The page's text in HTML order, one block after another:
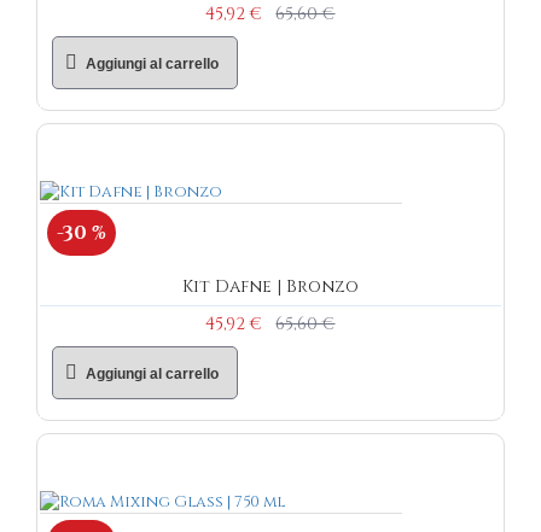
45,92 €
65,60 €
Aggiungi al carrello
-30 %
Kit Dafne | Bronzo
45,92 €
65,60 €
Aggiungi al carrello